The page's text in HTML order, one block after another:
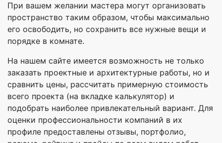
При вашем желании мастера могут организовать
пространство таким образом, чтобы максимально
его освободить, но сохранить все нужные вещи и
порядке в комнате.
На нашем сайте имеется возможность не только
заказать проектные и архитектурные работы, но и
сравнить цены, рассчитать примерную стоимость
всего проекта (на вкладке калькулятор) и
подобрать наиболее привлекательный вариант. Для
оценки профессиональности компаний в их
профиле предоставлены отзывы, портфолио,